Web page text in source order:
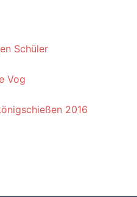
Schüler
Vog
2016